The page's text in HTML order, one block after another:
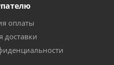
оплаты
доставки